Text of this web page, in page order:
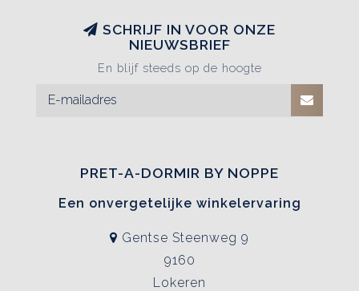
SCHRIJF IN VOOR ONZE
NIEUWSBRIEF
En blijf steeds op de hoogte
PRET-A-DORMIR BY NOPPE
Een onvergetelijke winkelervaring
Gentse Steenweg 9
9160
Lokeren